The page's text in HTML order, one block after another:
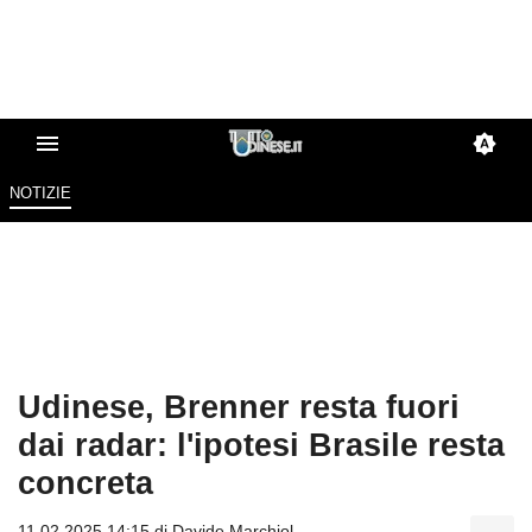
NOTIZIE
Udinese, Brenner resta fuori
dai radar: l'ipotesi Brasile resta
concreta